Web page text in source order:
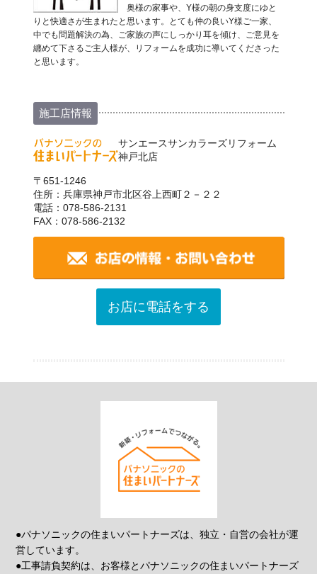
奥様の家事や、Y様の朝の身支度にゆと
りと快適さが生まれたと思います。とても仲の良いY様ご一家、
中でも問題解決の為、ご家族の声にしっかり耳を傾け、ご意見を
纏めて下さるご主人様が、リフォームを成功に導いてくださった
と思います。
施工店情報
サンエースサンカラーズリフォーム
神戸北店
〒651-1246
住所：兵庫県神戸市北区谷上西町２－２２
電話：078-586-2131
FAX：078-586-2132
お店に電話をする
●パナソニックの住まいパートナーズは、独立・自営の会社が運
営しています。
●工事請負契約は、お客様とパナソニックの住まいパートナーズ